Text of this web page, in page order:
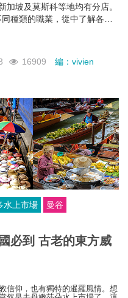
坡及莫斯科等地均有分店。
種類的職業，從中了解各行
16909 編：vivien
水上市場 曼谷
必到 古老的東方威
信仰，也有獨特的暹羅風情。想